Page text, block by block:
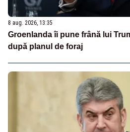
8 aug. 2026, 13:35
Groenlanda îi pune frână lui
după planul de foraj